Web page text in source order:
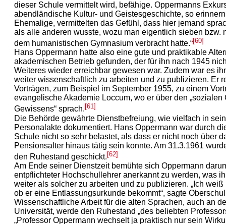
dieser Schule vermittelt wird, befähige. Oppermanns
abendländische Kultur- und Geistesgeschichte, so
Ehemalige, vermittelten das Gefühl, dass hier jemand
als alle anderen wusste, wozu man eigentlich sieben bzw.
dem humanistischen Gymnasium verbracht hatte.“[60]
Hans Oppermann hatte also eine gute und praktikable
akademischen Betrieb gefunden, der für ihn nach 1945
Weiteres wieder erreichbar gewesen war. Zudem war es
weiter wissenschaftlich zu arbeiten und zu publizieren. Er
Vorträgen, zum Beispiel im September 1955, zu einem
evangelische Akademie Loccum, wo er über den „sozialen
Gewissens“ sprach. [61]
Die Behörde gewährte Dienstbefreiung, wie vielfach in
Personalakte dokumentiert. Hans Oppermann war durch
Schule nicht so sehr belastet, als dass er nicht noch über
Pensionsalter hinaus tätig sein konnte. Am 31.3.1961
den Ruhestand geschickt.[62]
Am Ende seiner Dienstzeit bemühte sich Oppermann
entpflichteter Hochschullehrer anerkannt zu werden, was
weiter als solcher zu arbeiten und zu publizieren. „Ich
ob er eine Entlassungsurkunde bekommt“, sagte
Wissenschaftliche Arbeit für die alten Sprachen, auch an
Universität, werde den Ruhestand „des beliebten
„Professor Oppermann wechselt ja praktisch nur sein